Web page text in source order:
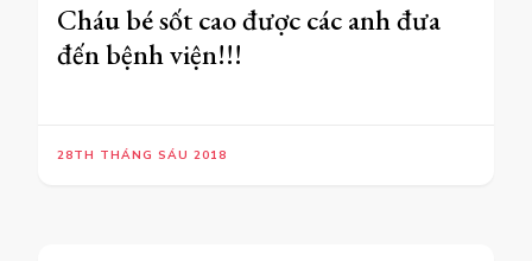
Cháu bé sốt cao được các anh đưa
đến bệnh viện!!!
28TH THÁNG SÁU 2018